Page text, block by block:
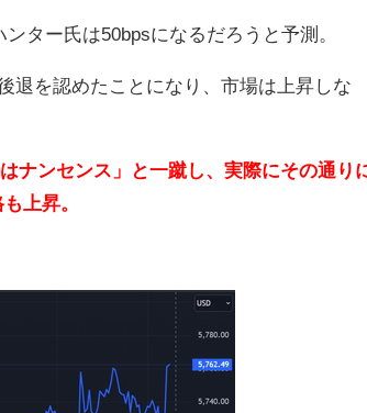
ター氏は50bpsになるだろうと予測。
退を認めたことになり、市場は上昇しな
ナンセンス」と一蹴し、実際にその通り
上昇。